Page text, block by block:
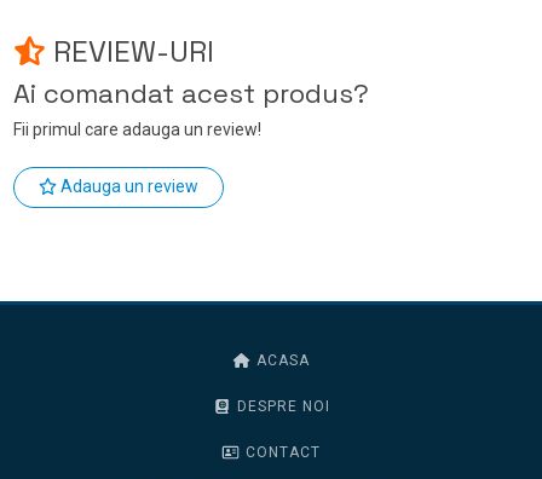
REVIEW-URI
Ai comandat acest produs?
Fii primul care adauga un review!
Adauga un review
ACASA
DESPRE NOI
CONTACT